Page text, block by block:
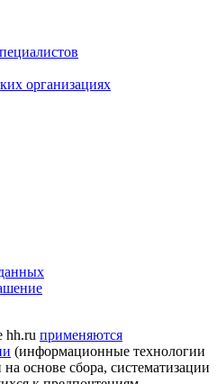
организациях
hh.ru применяются
(информационные технологии
основе сбора, систематизации